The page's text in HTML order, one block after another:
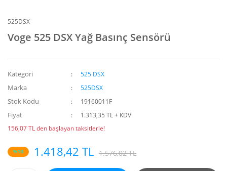
525DSX
Voge 525 DSX Yağ Basınç Sensörü
Kategori 525 DSX
Marka 525DSX
Stok Kodu 19160011F
Fiyat
1.313,35 TL + KDV
156,07 TL den başlayan taksitlerle!
%10 1.418,42 TL 1.576,02 TL